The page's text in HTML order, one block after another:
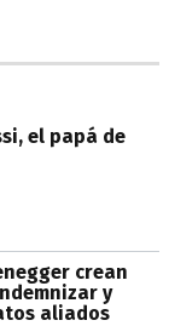
el papá de
crean
y
aliados